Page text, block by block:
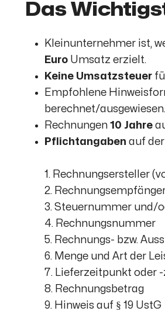
Das
Kleinunternehmer ist,
Euro Umsatz erzielt.
Keine Umsatzsteuer
Empfohlene
berechnet/
Rechnungen 10 Jahre
Pflichtangaben auf der
1. Rechnungsersteller
2.
3. Steuernummer und/
4. Rechnungsnummer
5. Rechnungs- bzw.
6. Menge und Art der
7. Lieferzeitpunkt oder
8. Rechnungsbetrag
9. Hinweis auf § 19 UstG